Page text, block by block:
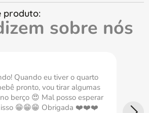
sobre nós
Quando eu tiver o quarto
pronto, vou tirar algumas
berço 😍 Mal posso esperar
isso 😁😁😁 Obrigada ❤️❤️❤️